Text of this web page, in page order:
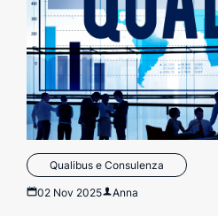
Qualibus e Consulenza
02 Nov 2025 Anna